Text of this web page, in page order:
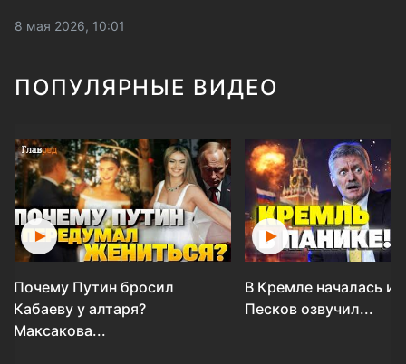
8 мая 2026, 10:01
ПОПУЛЯРНЫЕ ВИДЕО
Почему Путин бросил
Кабаеву у алтаря?
Максакова...
В Кремле началась
Песков озвучил...